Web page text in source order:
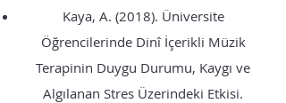
Kaya, A. (2018). Üniversite
Öğrencilerinde Dinî İçerikli Müzik
Terapinin Duygu Durumu, Kaygı ve
Algılanan Stres Üzerindeki Etkisi.